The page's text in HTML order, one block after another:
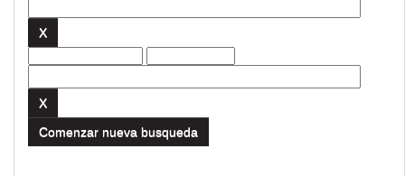
Comenzar nueva busqueda